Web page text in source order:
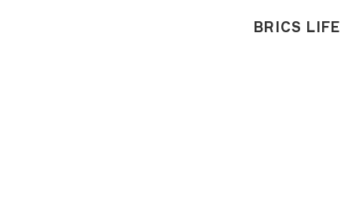
BRICS LIFE